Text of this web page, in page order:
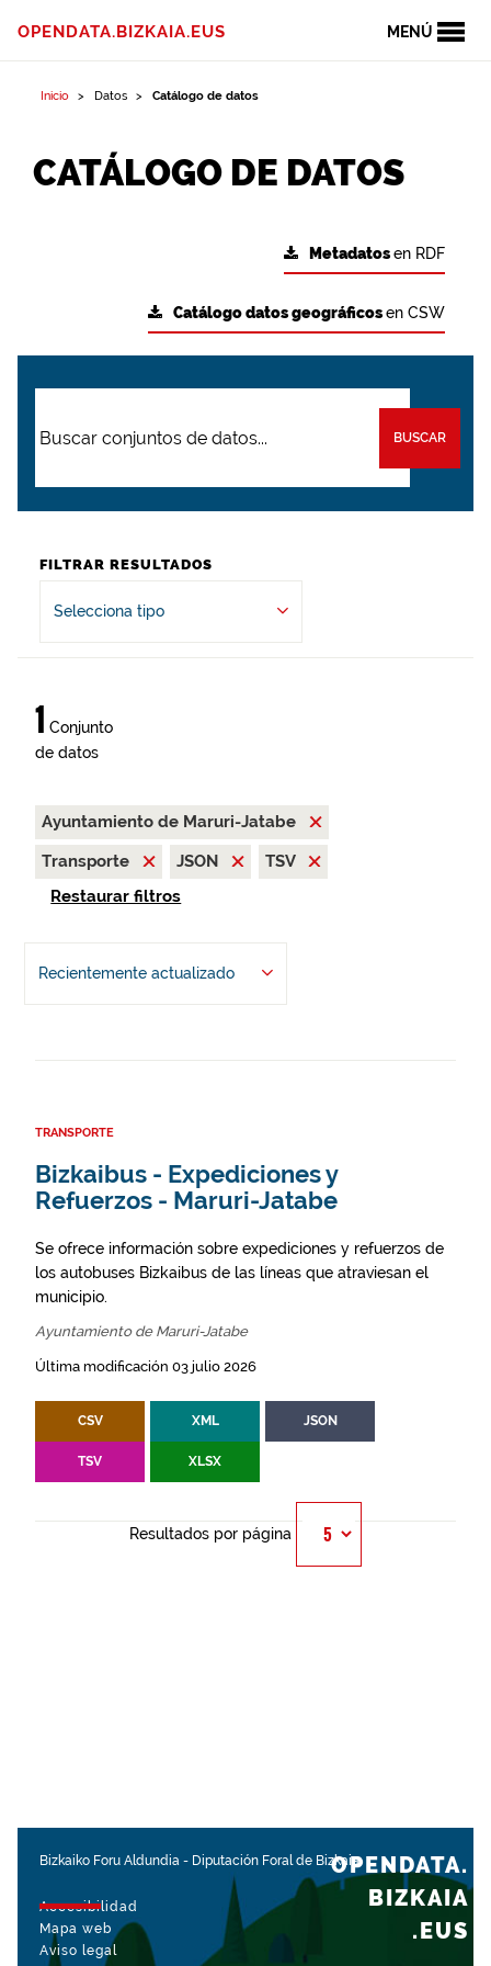
MENÚ
OPENDATA.BIZKAIA.EUS
Inicio Datos Catálogo de datos
CATÁLOGO DE DATOS
Metadatosen RDF
Catálogo datos geográficosen CSW
BUSCAR
FILTRAR RESULTADOS
Selecciona tipo
1 Conjunto
de datos
Ayuntamiento de Maruri-Jatabe
Transporte
JSON
TSV
Restaurar filtros
Recientemente actualizado
TRANSPORTE
Bizkaibus - Expediciones y
Refuerzos - Maruri-Jatabe
Se ofrece información sobre expediciones y refuerzos de
los autobuses Bizkaibus de las líneas que atraviesan el
municipio.
Ayuntamiento de Maruri-Jatabe
Última modificación 03 julio 2026
CSV XML JSON
TSV XLSX
Resultados por página
Bizkaiko Foru Aldundia - Diputación Foral de Bizkaia
Accesibilidad
Mapa web
Aviso legal
OPENDATA.
BIZKAIA
.EUS